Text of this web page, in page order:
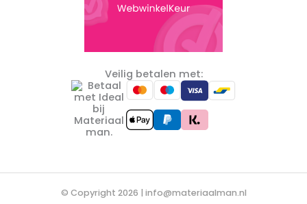
Veilig betalen met:
© Copyright 2026 | info@materiaalman.nl